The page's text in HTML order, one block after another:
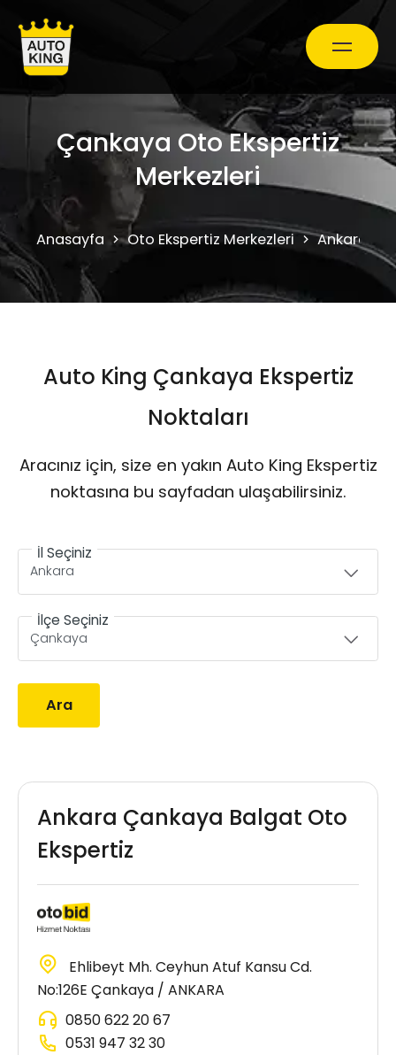
Araç Bakım ve Onarım
Oto Ekspertiz Hizmetleri
Kampanyalar
Randevu Al
Çankaya Oto Ekspertiz
Merkezleri
Anasayfa Oto Ekspertiz Merkezleri Ankara
Auto King Çankaya Ekspertiz
Noktaları
Aracınız için, size en yakın Auto King Ekspertiz
noktasına bu sayfadan ulaşabilirsiniz.
İl Seçiniz
İlçe Seçiniz
Ara
Ankara Çankaya Balgat Oto
Ekspertiz
Ehlibeyt Mh. Ceyhun Atuf Kansu Cd.
No:126E Çankaya / ANKARA
0850 622 20 67
0531 947 32 30